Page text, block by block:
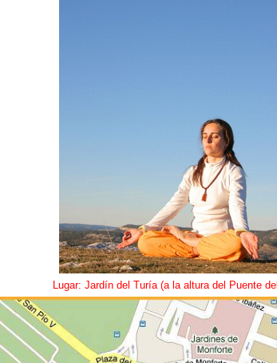
Lugar: Jardín del Turía (a la altura del Puente